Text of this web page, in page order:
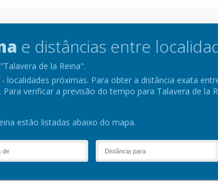
e distâncias entre
de la Reina".
próximas. Para obter a distância exata
verificar a previsão do tempo para Talavera de la
estão listadas abaixo do mapa.